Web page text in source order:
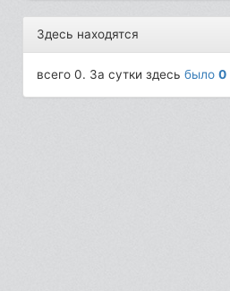
Здесь находятся
всего 0. За сутки здесьбыло0